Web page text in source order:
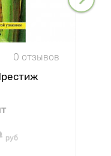
0 отзывов
руб